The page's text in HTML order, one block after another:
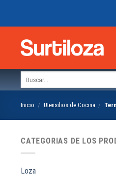
Inicio / Utensilios de Cocina /
CATEGORIAS DE LOS
Loza